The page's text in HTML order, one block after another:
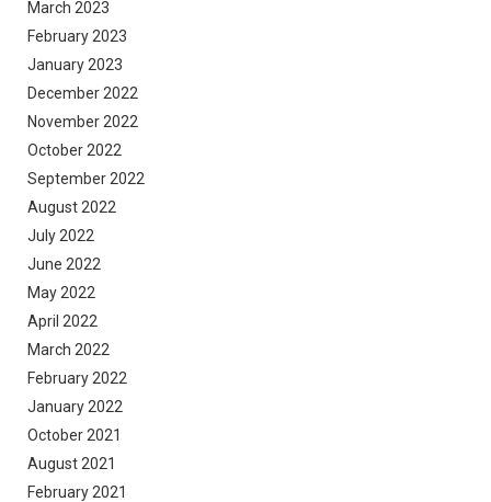
March 2023
February 2023
January 2023
December 2022
November 2022
October 2022
September 2022
August 2022
July 2022
June 2022
May 2022
April 2022
March 2022
February 2022
January 2022
October 2021
August 2021
February 2021